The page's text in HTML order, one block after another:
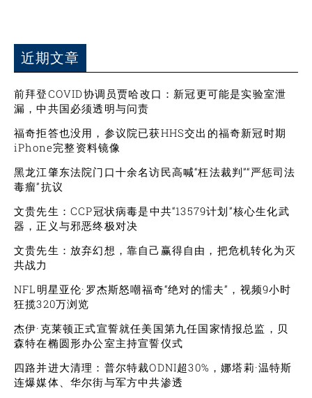
近期文章
前拜登COVID协调员贾哈改口：新冠更可能是实验室泄
漏，中共国必须透明与问责
福奇拒答也没用，参议院已获HHS交出的福奇新冠时期
iPhone完整资料镜像
黑龙江肇东法院门口十余名访民高喊“枉法裁判”“严惩司法
毒瘤”抗议
文贵先生：CCP冠状病毒是中共“13579计划”核心生化武
器，正义与邪恶终极对决
文贵先生：放弃幻想，靠自己赢得自由，把危机转化为灭
共战力
NFL明星亚伦·罗杰斯怒嘲福奇“绝对的懦夫”，视频9小时
狂揽320万浏览
杰伊·克莱顿正式宣誓就任美国第九任国家情报总监，贝
森特在椭圆形办公室主持宣誓仪式
四路并进大清理：普尔特裁ODNI超30%，娜塔莉·温特斯
连爆媒体、华尔街与军方中共渗透